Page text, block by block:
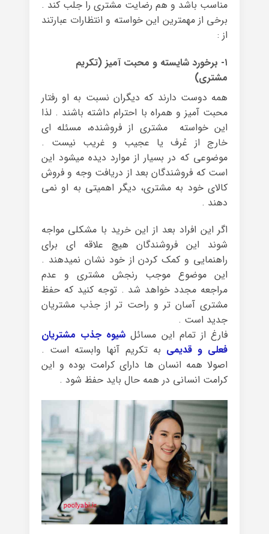
مناسب باشد و هم رضایت مشتری را جلب کند .
برخی از مهمترین این خواسته و انتظارات عبارتند
از :
۱- برخورد شایسته و محبت آمیز (تکریم
مشتری)
همه دوست دارند که دیگران نسبت به او رفتار
محبت آمیز و همراه با احترام داشته باشند . لذا
این خواسته مشتری از فروشنده، مسئله ای
خارج از عُرف یا عجیب و غریب نیست .
موضوعی که در بسیار از موارد دیده میشود این
است که فروشندگان بعد از دریافت وجه و فروش
کالای خود به مشتری، دیگر اهمیتی به او نمی
دهند .
اگر این افراد بعد از این خرید با مشکلی مواجه
شوند این فروشندگان هیچ علاقه ای برای
راهنمایی و کمک کردن از خود نشان نمیدهند .
این موضوع موجب رنجش مشتری و عدم
مراجعه مجدد خواهد شد . توجه کنید که حفظ
مشتری آسان تر و راحت تر از جذب مشتریان
جدید است .
فارغ از تمام این مسائل شیوه جذب مشتریان
فعلی و قدیمی به تکریم آنها وابسته است .
اصولا همه انسان ها دارای کرامت بوده و این
کرامت انسانی در همه حال باید حفظ شود .